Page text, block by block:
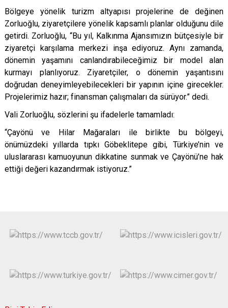
Bölgeye yönelik turizm altyapısı projelerine de değinen
Zorluoğlu, ziyaretçilere yönelik kapsamlı planlar olduğunu dile
getirdi. Zorluoğlu, “Bu yıl, Kalkınma Ajansımızın bütçesiyle bir
ziyaretçi karşılama merkezi inşa ediyoruz. Aynı zamanda,
dönemin yaşamını canlandırabileceğimiz bir model alan
kurmayı planlıyoruz. Ziyaretçiler, o dönemin yaşantısını
doğrudan deneyimleyebilecekleri bir yapının içine girecekler.
Projelerimiz hazır; finansman çalışmaları da sürüyor.” dedi.
Vali Zorluoğlu, sözlerini şu ifadelerle tamamladı:
“Çayönü ve Hilar Mağaraları ile birlikte bu bölgeyi,
önümüzdeki yıllarda tıpkı Göbeklitepe gibi, Türkiye’nin ve
uluslararası kamuoyunun dikkatine sunmak ve Çayönü’ne hak
ettiği değeri kazandırmak istiyoruz.”